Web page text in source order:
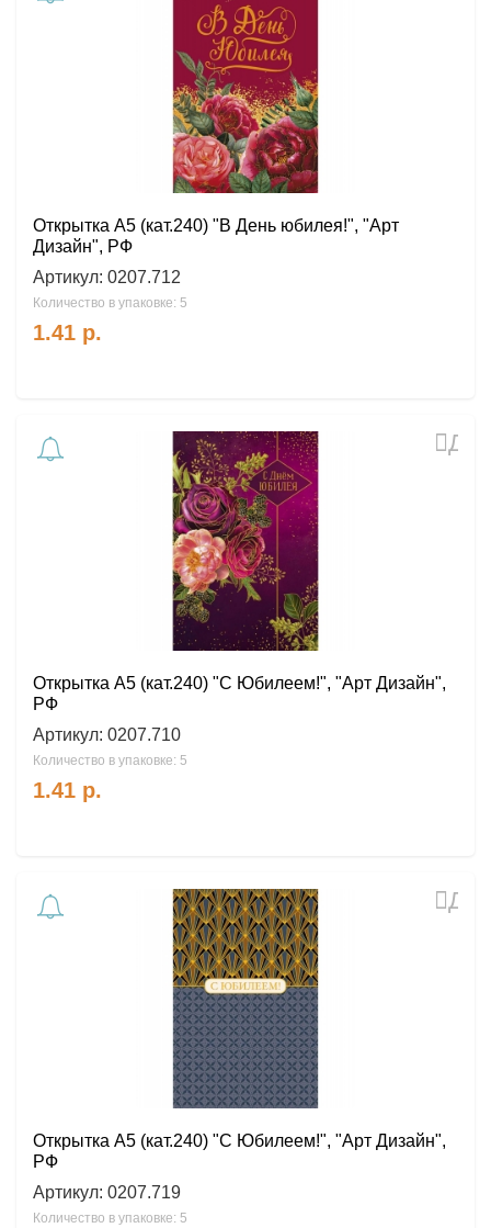
Открытка А5 (кат.240) "В День юбилея!", "Арт
Дизайн", РФ
Артикул: 0207.712
Количество в упаковке: 5
1.41 р.
Открытка А5 (кат.240) "С Юбилеем!", "Арт Дизайн",
РФ
Артикул: 0207.710
Количество в упаковке: 5
1.41 р.
Открытка А5 (кат.240) "С Юбилеем!", "Арт Дизайн",
РФ
Артикул: 0207.719
Количество в упаковке: 5